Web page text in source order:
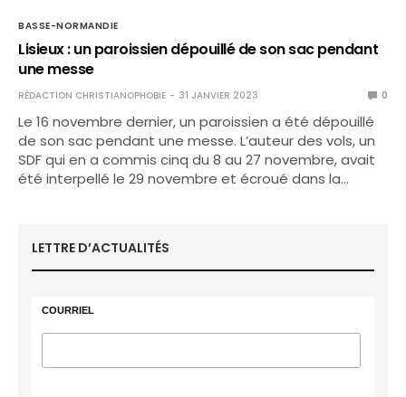
BASSE-NORMANDIE
Lisieux : un paroissien dépouillé de son sac pendant
une messe
RÉDACTION CHRISTIANOPHOBIE 31 JANVIER 2023 0
Le 16 novembre dernier, un paroissien a été dépouillé
de son sac pendant une messe. L’auteur des vols, un
SDF qui en a commis cinq du 8 au 27 novembre, avait
été interpellé le 29 novembre et écroué dans la…
LETTRE D’ACTUALITÉS
COURRIEL